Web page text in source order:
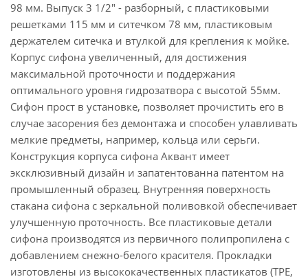
98 мм. Выпуск 3 1/2" - разборный, с пластиковыми
решетками 115 мм и ситечком 78 мм, пластиковым
держателем ситечка и втулкой для крепления к мойке.
Корпус сифона увеличенный, для достижения
максимальной проточности и поддержания
оптимального уровня гидрозатвора с высотой 55мм.
Сифон прост в установке, позволяет прочистить его в
случае засорения без демонтажа и способен улавливать
мелкие предметы, например, кольца или серьги.
Конструкция корпуса сифона Аквант имеет
эксклюзивный дизайн и запатентованна патентом на
промышленный образец. Внутренняя поверхность
стакана сифона с зеркальной поливовкой обеспечивает
улучшенную проточность. Все пластиковые детали
сифона производятся из первичного полипропилена с
добавлением снежно-белого красителя. Прокладки
изготовлены из высококачественных пластикатов (TPE,